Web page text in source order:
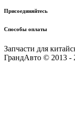
Присоединяйтесь
Способы оплаты
Запчасти для
ГрандАвто © 2013 -